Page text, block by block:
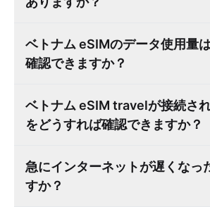
ベトナム eSIMのデータ使用量
確認できますか？
ベトナム eSIM travelが接続さ
をどうすれば確認できますか？
急にインターネットが遅くなっ
すか？